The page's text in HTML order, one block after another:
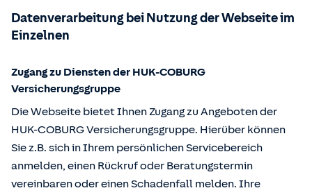
Datenverarbeitung bei Nutzung der Webseite im
Einzelnen
Zugang zu Diensten der HUK-COBURG
Versicherungsgruppe
Die Webseite bietet Ihnen Zugang zu Angeboten der
HUK-COBURG Versicherungsgruppe. Hierüber können
Sie z.B. sich in Ihrem persönlichen Servicebereich
anmelden, einen Rückruf oder Beratungstermin
vereinbaren oder einen Schadenfall melden. Ihre